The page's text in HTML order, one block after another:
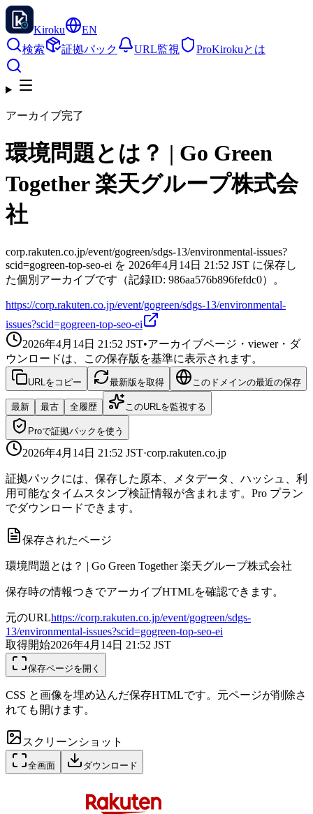
Kiroku
EN
検索
証拠パック URL監視 ProKirokuとは
アーカイブ完了
環境問題とは？ | Go Green
Together 楽天グループ株式会
社
corp.rakuten.co.jp/event/gogreen/sdgs-13/environmental-issues?
scid=gogreen-top-seo-ei を 2026年4月14日 21:52 JST に保存し
た個別アーカイブです（記録ID: 986aa576b896fefdc0）。
https://corp.rakuten.co.jp/event/gogreen/sdgs-13/environmental-
issues?scid=gogreen-top-seo-ei
2026年4月14日 21:52 JST•アーカイブページ・viewer・ダ
ウンロードは、この保存版を基準に表示されます。
URLをコピー 最新版を取得 このドメインの最近の保存
最新 最古 全履歴 このURLを監視する
Proで証拠パックを使う
2026年4月14日 21:52 JST·corp.rakuten.co.jp
証拠パックには、保存した原本、メタデータ、ハッシュ、利
用可能なタイムスタンプ検証情報が含まれます。Pro プラン
でダウンロードできます。
保存されたページ
環境問題とは？ | Go Green Together 楽天グループ株式会社
保存時の情報つきでアーカイブHTMLを確認できます。
元のURLhttps://corp.rakuten.co.jp/event/gogreen/sdgs-
13/environmental-issues?scid=gogreen-top-seo-ei
取得開始2026年4月14日 21:52 JST
保存ページを開く
CSS と画像を埋め込んだ保存HTMLです。元ページが削除さ
れても開けます。
スクリーンショット
全画面 ダウンロード